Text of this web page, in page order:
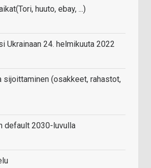
huuto, ebay, ...)
Ukrainaan 24. helmikuuta 2022
sijoittaminen (osakkeet, rahastot,
default 2030-luvulla